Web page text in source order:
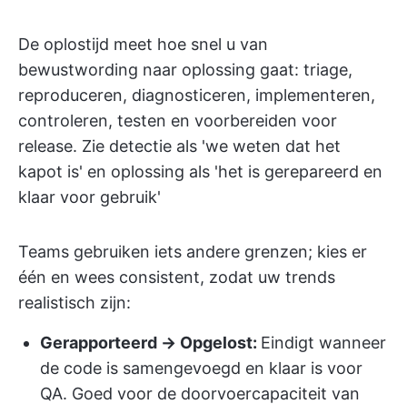
De oplostijd meet hoe snel u van
bewustwording naar oplossing gaat: triage,
reproduceren, diagnosticeren, implementeren,
controleren, testen en voorbereiden voor
release. Zie detectie als 'we weten dat het
kapot is' en oplossing als 'het is gerepareerd en
klaar voor gebruik'
Teams gebruiken iets andere grenzen; kies er
één en wees consistent, zodat uw trends
realistisch zijn:
Gerapporteerd → Opgelost: Eindigt wanneer
de code is samengevoegd en klaar is voor
QA. Goed voor de doorvoercapaciteit van